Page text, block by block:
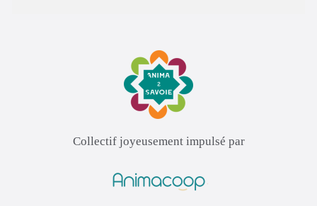
Collectif joyeusement impulsé par